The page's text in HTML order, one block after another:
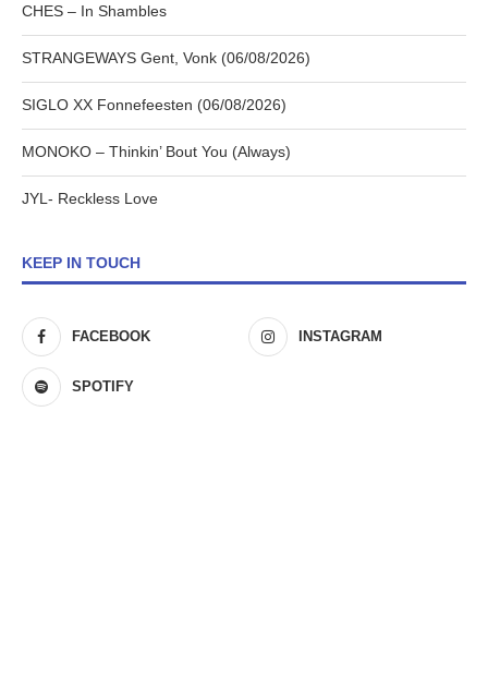
CHES – In Shambles
STRANGEWAYS Gent, Vonk (06/08/2026)
SIGLO XX Fonnefeesten (06/08/2026)
MONOKO – Thinkin’ Bout You (Always)
JYL- Reckless Love
KEEP IN TOUCH
FACEBOOK INSTAGRAM
SPOTIFY